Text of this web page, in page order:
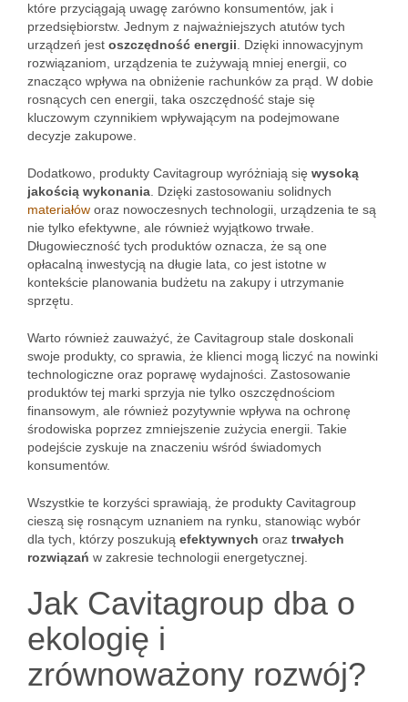
które przyciągają uwagę zarówno konsumentów, jak i
przedsiębiorstw. Jednym z najważniejszych atutów tych
urządzeń jest oszczędność energii . Dzięki innowacyjnym
rozwiązaniom, urządzenia te zużywają mniej energii, co
znacząco wpływa na obniżenie rachunków za prąd. W dobie
rosnących cen energii, taka oszczędność staje się
kluczowym czynnikiem wpływającym na podejmowane
decyzje zakupowe.
Dodatkowo, produkty Cavitagroup wyróżniają się wysoką
jakością wykonania . Dzięki zastosowaniu solidnych
materiałów oraz nowoczesnych technologii, urządzenia te są
nie tylko efektywne, ale również wyjątkowo trwałe.
Długowieczność tych produktów oznacza, że są one
opłacalną inwestycją na długie lata, co jest istotne w
kontekście planowania budżetu na zakupy i utrzymanie
sprzętu.
Warto również zauważyć, że Cavitagroup stale doskonali
swoje produkty, co sprawia, że klienci mogą liczyć na nowinki
technologiczne oraz poprawę wydajności. Zastosowanie
produktów tej marki sprzyja nie tylko oszczędnościom
finansowym, ale również pozytywnie wpływa na ochronę
środowiska poprzez zmniejszenie zużycia energii. Takie
podejście zyskuje na znaczeniu wśród świadomych
konsumentów.
Wszystkie te korzyści sprawiają, że produkty Cavitagroup
cieszą się rosnącym uznaniem na rynku, stanowiąc wybór
dla tych, którzy poszukują efektywnych oraz trwałych
rozwiązań w zakresie technologii energetycznej.
Jak Cavitagroup dba o
ekologię i
zrównoważony rozwój?